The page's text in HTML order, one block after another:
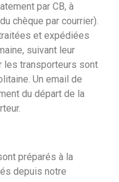
par CB, à
chèque par courrier).
et expédiées
suivant leur
les transporteurs sont
Un email de
du départ de la
préparés à la
depuis notre